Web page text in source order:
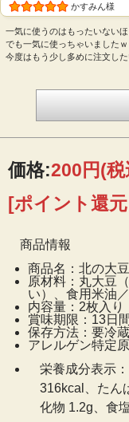
理もカンタン。前
い。
柔らかさを生み出
りつけ製法）、油
に、豆乳をクリー
のまま油で揚げま
すく、油揚げにあ
感を可能にしまし
で、食卓に新風を
かすみん様
一気に使うのはもったいない
でも一気に使っちゃいましたｗ
今度はもう少し多めに注文した
価格:200円(税
[ポイント還
商品情報
商品名：北の大
原材料：丸大豆
い）、食用米油
内容量：2枚入り
賞味期限：13日間
保存方法：要冷
アレルゲン特定
栄養成分表示
316kcal、たん
化物 1.2g、食